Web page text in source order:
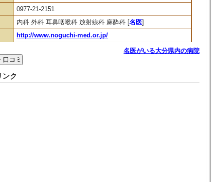
0977-21-2151
内科 外科 耳鼻咽喉科 放射線科 麻酔科 [名医]
http://www.noguchi-med.or.jp/
名医がいる大分県内の病院
ンク